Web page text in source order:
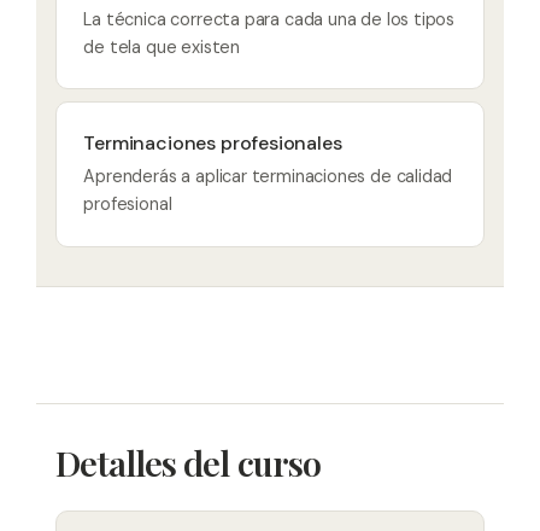
La técnica correcta para cada una de los tipos
de tela que existen
Terminaciones profesionales
Aprenderás a aplicar terminaciones de calidad
profesional
Detalles del curso